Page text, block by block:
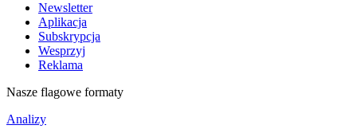
Newsletter
Aplikacja
Subskrypcja
Wesprzyj
Reklama
Nasze flagowe formaty
Analizy